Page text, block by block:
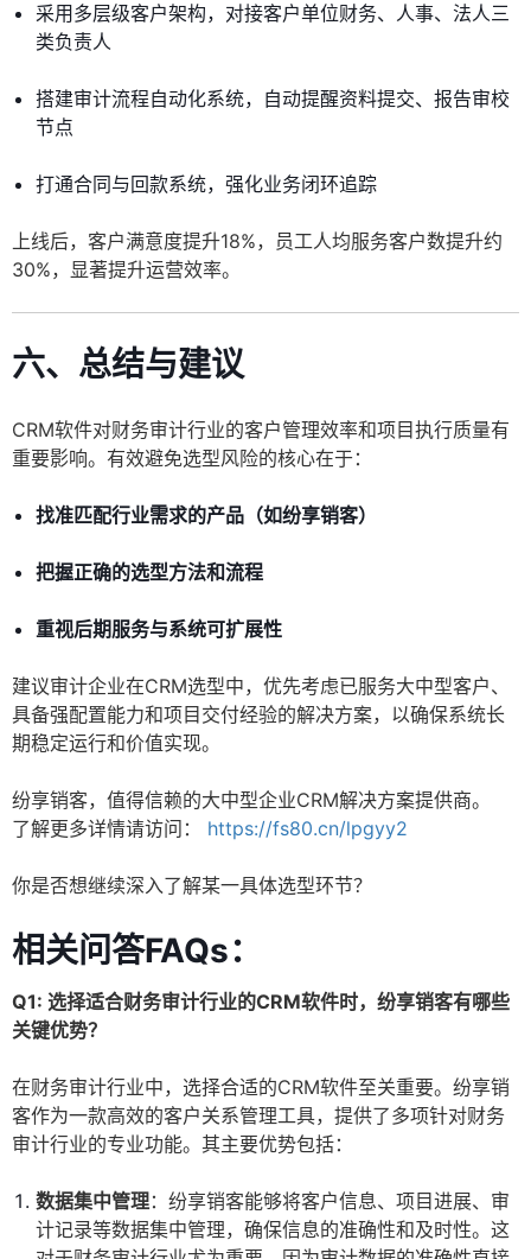
采用多层级客户架构，对接客户单位财务、人事、法人三
类负责人
搭建审计流程自动化系统，自动提醒资料提交、报告审校
节点
打通合同与回款系统，强化业务闭环追踪
上线后，客户满意度提升18%，员工人均服务客户数提升约
30%，显著提升运营效率。
六、总结与建议
CRM软件对财务审计行业的客户管理效率和项目执行质量有
重要影响。有效避免选型风险的核心在于：
找准匹配行业需求的产品（如纷享销客）
把握正确的选型方法和流程
重视后期服务与系统可扩展性
建议审计企业在CRM选型中，优先考虑已服务大中型客户、
具备强配置能力和项目交付经验的解决方案，以确保系统长
期稳定运行和价值实现。
纷享销客，值得信赖的大中型企业CRM解决方案提供商。
了解更多详情请访问：
https://fs80.cn/lpgyy2
你是否想继续深入了解某一具体选型环节？
相关问答FAQs：
Q1: 选择适合财务审计行业的CRM软件时，纷享销客有哪些
关键优势？
在财务审计行业中，选择合适的CRM软件至关重要。纷享销
客作为一款高效的客户关系管理工具，提供了多项针对财务
审计行业的专业功能。其主要优势包括：
数据集中管理：纷享销客能够将客户信息、项目进展、审
计记录等数据集中管理，确保信息的准确性和及时性。这